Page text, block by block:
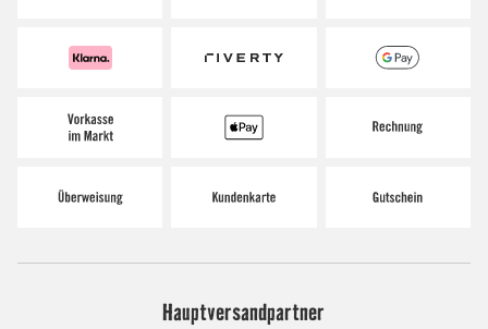
Hauptversandpartner